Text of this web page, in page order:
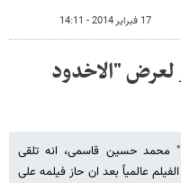
17 فبراير 2014 - 14:11
لعرض "الاخدود
أعلن منتج الفیلم السینمائی "الاخدود 143" محمد حسین قاسمی، انه تلقى
عالمیاً بعد ان حاز فیلمه على